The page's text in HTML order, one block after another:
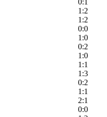
0:1
1:2
1:2
0:0
1:0
0:2
1:0
1:1
1:3
0:2
1:1
2:1
0:0